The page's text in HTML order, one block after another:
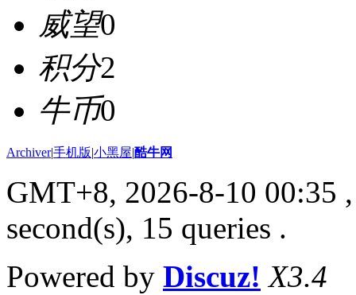
威望0
积分2
牛币0
Archiver|手机版|小黑屋|酷牛网
GMT+8, 2026-8-10 00:35
second(s), 15 queries .
Powered by Discuz! X3.4